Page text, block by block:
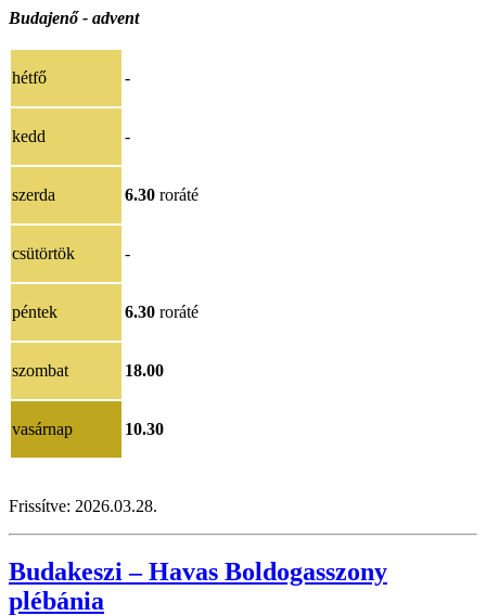
Budajenő - advent
hétfő -
kedd -
szerda 6.30 roráté
csütörtök -
péntek 6.30 roráté
szombat 18.00
vasárnap 10.30
Frissítve: 2026.03.28.
Budakeszi – Havas Boldogasszony
plébánia